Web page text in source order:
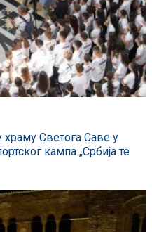
храму Светога Саве у
кампа „Србија те